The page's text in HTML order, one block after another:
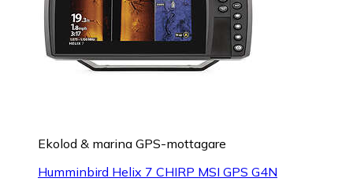
Ekolod & marina GPS-mottagare
Humminbird Helix 7 CHIRP MSI GPS G4N